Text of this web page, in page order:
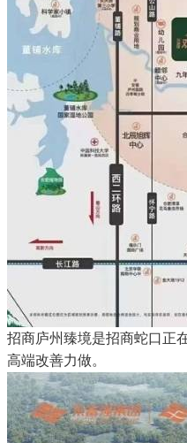
招商庐州臻境是招商蛇口正
高端改善力做。